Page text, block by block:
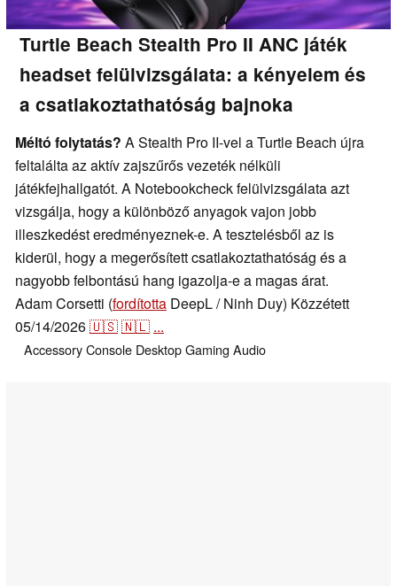
Turtle Beach Stealth Pro II ANC játék
headset felülvizsgálata: a kényelem és
a csatlakoztathatóság bajnoka
Méltó folytatás? A Stealth Pro II-vel a Turtle Beach újra
feltalálta az aktív zajszűrős vezeték nélküli
játékfejhallgatót. A Notebookcheck felülvizsgálata azt
vizsgálja, hogy a különböző anyagok vajon jobb
illeszkedést eredményeznek-e. A tesztelésből az is
kiderül, hogy a megerősített csatlakoztathatóság és a
nagyobb felbontású hang igazolja-e a magas árat.
Adam Corsetti (fordította DeepL / Ninh Duy) Közzétett
05/14/2026🇺🇸🇳🇱 ...
AccessoryConsole DesktopGaming Audio